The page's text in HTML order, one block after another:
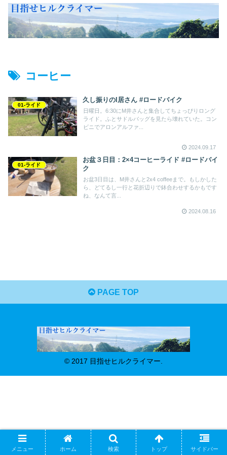
コーヒー
01-ライド
久し振りのI居さん #ロードバイク
日曜日。6:30にM井さんと集合してちょっぴりロング
ライド。ふとサドルバッグを見たら壊れていた。コン
ビニでアロンアルファ...
2024.09.17
01-ライド
お盆３日目：2×4コーヒーライド #ロードバイ
ク
お盆3日目は、M井さんと2x4 coffeeまで。もしかした
ら、どてるし一行と花折辺りで鉢合わせするかもです
ね、なんて言...
2024.08.16
PAGE TOP
© 2017 目指せヒルクライマー.
メニュー ホーム 検索 トップ サイドバー